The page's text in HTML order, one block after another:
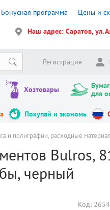
Бонусная программа Цены и
Наш адрес: Саратов, ул.
Регистрация
Хозтовары
для
Покупай и экономь
и полиграфии, расходные
Bulros,
черный
Код: